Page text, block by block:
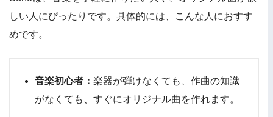
しい人にぴったりです。具体的には、こんな人におすす
めです。
音楽初心者： 楽器が弾けなくても、作曲の知識
がなくても、すぐにオリジナル曲を作れます。